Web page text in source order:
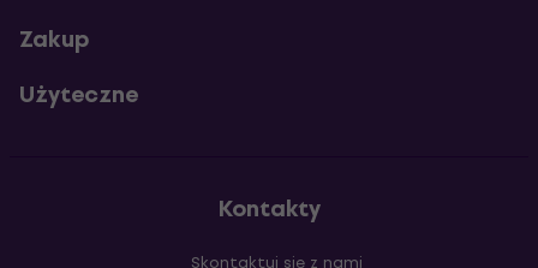
Zakup
Użyteczne
Kontakty
Skontaktuj się z nami